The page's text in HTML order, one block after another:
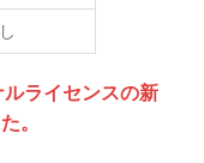
ライセンスの新
。